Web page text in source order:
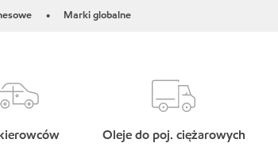
• Marki globalne
Oleje do poj. ciężarowych